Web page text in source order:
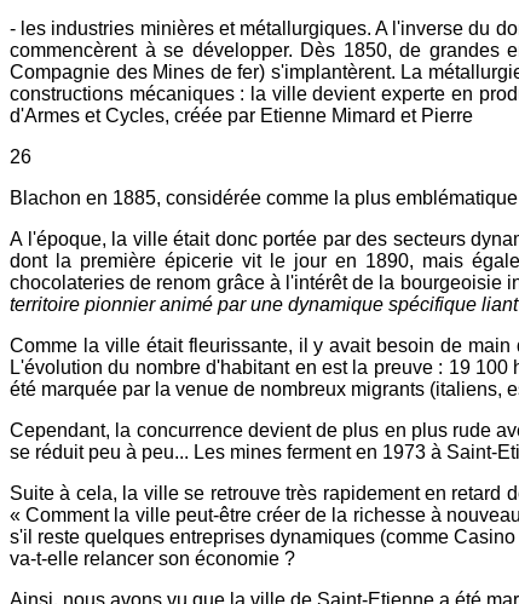
- les industries minières et métallurgiques. A l'inverse du
commencèrent à se développer. Dès 1850, de
Compagnie des Mines de fer) s'implantèrent. La
constructions mécaniques : la ville devient experte en
d'Armes et Cycles, créée par Etienne Mimard et Pierre
26
Blachon en 1885, considérée comme la plus
A l'époque, la ville était donc portée par des secteurs
dont la première épicerie vit le jour en 1890, mais
chocolateries de renom grâce à l'intérêt de la bourgeoisie
territoire pionnier animé par une dynamique spécifique
Comme la ville était fleurissante, il y avait besoin de
L'évolution du nombre d'habitant en est la preuve : 19
été marquée par la venue de nombreux migrants (italiens,
Cependant, la concurrence devient de plus en plus rude
se réduit peu à peu... Les mines ferment en 1973 à Saint-
Suite à cela, la ville se retrouve très rapidement en retard
« Comment la ville peut-être créer de la richesse à
s'il reste quelques entreprises dynamiques (comme
va-t-elle relancer son économie ?